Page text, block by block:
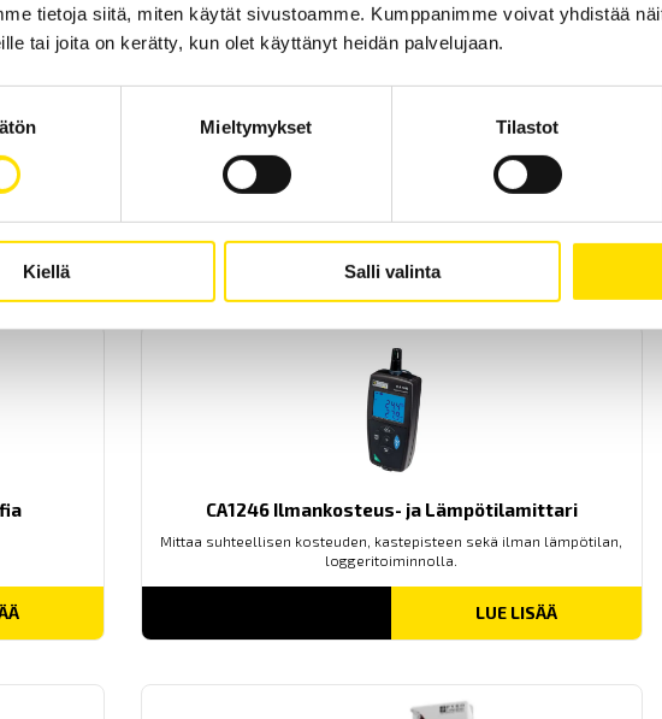
tietoja siitä, miten käytät sivustoamme. Kumppanimme voivat yhdistää
tai joita on kerätty, kun olet käyttänyt heidän palvelujaan.
Mieltymykset Tilastot
Kiellä Salli valinta
CA1246 Ilmankosteus- ja Lämpötilamittari
Mittaa suhteellisen kosteuden, kastepisteen sekä ilman lämpötilan,
loggeritoiminnolla.
LUE LISÄÄ